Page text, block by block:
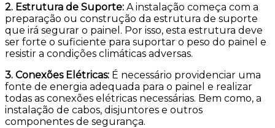
2. Estrutura de Suporte: A instalação começa com a
preparação ou construção da estrutura de suporte
que irá segurar o painel. Por isso, esta estrutura deve
ser forte o suficiente para suportar o peso do painel e
resistir a condições climáticas adversas.
3. Conexões Elétricas: É necessário providenciar uma
fonte de energia adequada para o painel e realizar
todas as conexões elétricas necessárias. Bem como, a
instalação de cabos, disjuntores e outros
componentes de segurança.